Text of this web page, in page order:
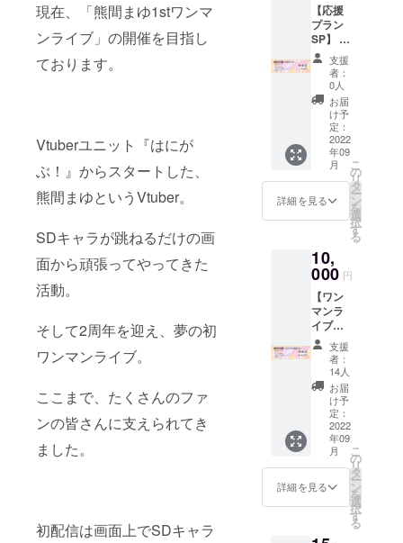
現在、「熊間まゆ1stワンマ
ンライブ」の開催を目指し
ております。
Vtuberユニット『はにが
ぶ！』からスタートした、
熊間まゆというVtuber。
SDキャラが跳ねるだけの画
面から頑張ってやってきた
活動。
そして2周年を迎え、夢の初
ワンマンライブ。
ここまで、たくさんのファ
ンの皆さんに支えられてき
ました。
初配信は画面上でSDキャラ
【応援
プラン
SP】 ・
活動報
告 ・お
手紙
（共
通） ・
お礼動
画（共
通） ・
オリジ
ナルボ
イス
（共
通） ・
定 デ
ジタル
壁紙
（サイ
ン入
り） ・
CF限
定 ス
テッ
カー
支援
者：
0人
お届
け予
定：
2022
年09
月
詳細を見る
こ
の
リ
タ
ー
ン
を
選
択
す
る
10,
000 円
【ワン
マンラ
イブ鑑
賞プラ
ン】 ・
活動報
告 ・お
手紙
（共
通） ・
お礼動
画（共
通） ・
ワンマ
ンライ
ブ鑑賞
支援
者：
14人
お届
け予
定：
2022
年09
月
詳細を見る
こ
の
リ
タ
ー
ン
を
選
択
す
る